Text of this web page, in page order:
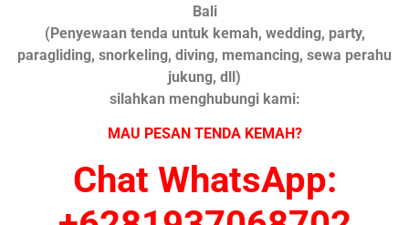
Bali
(Penyewaan tenda untuk kemah, wedding, party,
paragliding, snorkeling, diving, memancing, sewa perahu
jukung, dll)
silahkan menghubungi kami:
MAU PESAN TENDA KEMAH?
Chat WhatsApp: